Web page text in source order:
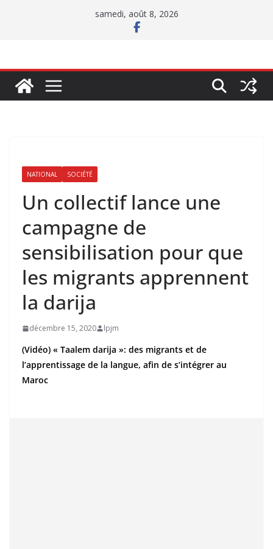
samedi, août 8, 2026
NATIONAL SOCIÉTÉ
Un collectif lance une
campagne de
sensibilisation pour que
les migrants apprennent
la darija
décembre 15, 2020 lpjm
(Vidéo) « Taalem darija »: des migrants et de
l’apprentissage de la langue, afin de s’intégrer au
Maroc